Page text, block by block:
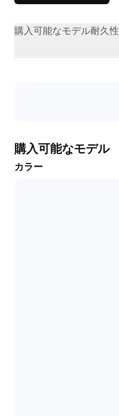
購入可能なモデル耐久性
購入可能なモデル
カラー